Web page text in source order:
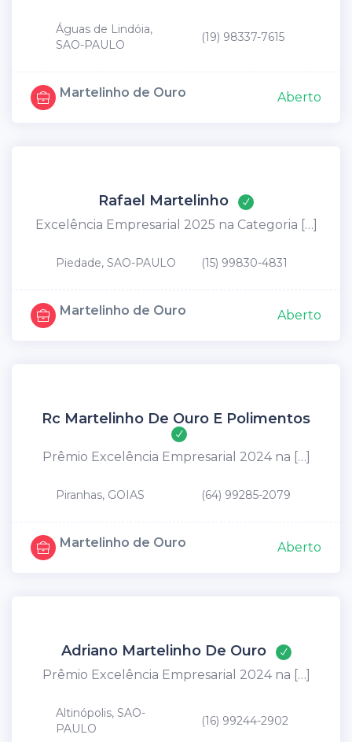
Águas de Lindóia,
SAO-PAULO
(19) 98337-7615
Martelinho de Ouro Aberto
Rafael Martelinho
Excelência Empresarial 2025 na Categoria […]
Piedade, SAO-PAULO (15) 99830-4831
Martelinho de Ouro Aberto
Rc Martelinho De Ouro E Polimentos
Prêmio Excelência Empresarial 2024 na […]
Piranhas, GOIAS (64) 99285-2079
Martelinho de Ouro Aberto
Adriano Martelinho De Ouro
Prêmio Excelência Empresarial 2024 na […]
Altinópolis, SAO-
PAULO
(16) 99244-2902